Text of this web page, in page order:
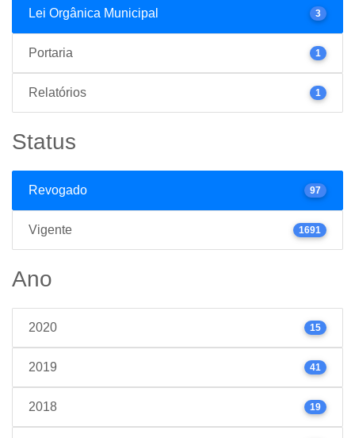
Lei Orgânica Municipal 3
Portaria 1
Relatórios 1
Status
Revogado 97
Vigente 1691
Ano
2020 15
2019 41
2018 19